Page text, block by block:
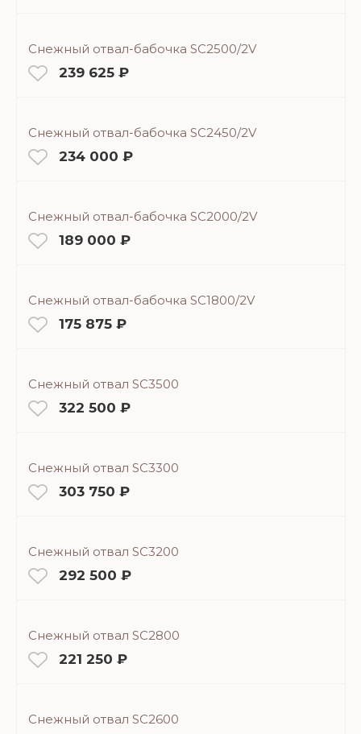
Снежный отвал-бабочка SC2500/2V
239 625 ₽
Снежный отвал-бабочка SC2450/2V
234 000 ₽
Снежный отвал-бабочка SC2000/2V
189 000 ₽
Снежный отвал-бабочка SC1800/2V
175 875 ₽
Снежный отвал SC3500
322 500 ₽
Снежный отвал SC3300
303 750 ₽
Снежный отвал SC3200
292 500 ₽
Снежный отвал SC2800
221 250 ₽
Снежный отвал SC2600